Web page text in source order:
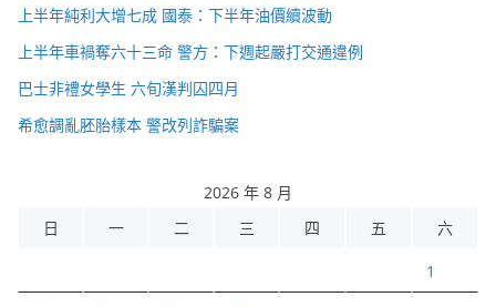
上半年純利大增七成 國泰：下半年油價續波動
上半年車禍奪六十三命 警方：下週起嚴打交通違例
巴士非禮女學生 六旬漢判囚四月
希愈調亂胚胎樣本 警改列詐騙案
2026 年 8 月
日
一 二 三 四 五 六
1